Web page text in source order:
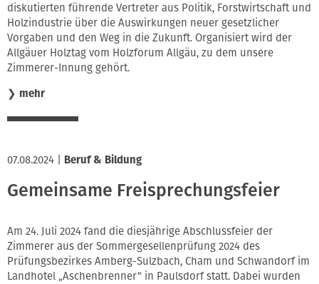
diskutierten führende Vertreter aus Politik, Forstwirtschaft und
Holzindustrie über die Auswirkungen neuer gesetzlicher
Vorgaben und den Weg in die Zukunft. Organisiert wird der
Allgäuer Holztag vom Holzforum Allgäu, zu dem unsere
Zimmerer-Innung gehört.
❯ mehr
07.08.2024 Beruf & Bildung
Gemeinsame Freisprechungsfeier
Am 24. Juli 2024 fand die diesjährige Abschlussfeier der
Zimmerer aus der Sommergesellenprüfung 2024 des
Prüfungsbezirkes Amberg-Sulzbach, Cham und Schwandorf im
Landhotel „Aschenbrenner“ in Paulsdorf statt. Dabei wurden